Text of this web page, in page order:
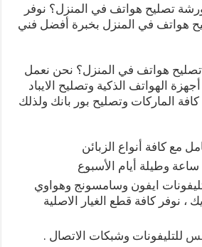
تصليح هواتف في المنزل؟ نوفر
هواتف في المنزل بخبرة أفضل فني
هواتف في المنزل؟ نحن نعمل
الهواتف الذكية وتصليح الايباد
الماركات وتصليح بور بانك ولذلك
مع كافة أنواع الزبائن
ايفون وسامسونج وهواوي
، نوفر كافة قطع الغيار الاصلية
للتليفونات وشبكات الاتصال .